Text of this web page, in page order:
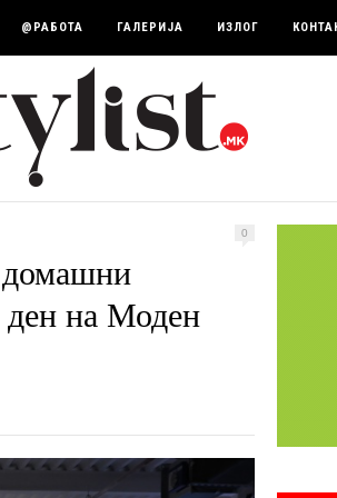
@РАБОТА ГАЛЕРИЈА ИЗЛОГ
0
ден на Моден